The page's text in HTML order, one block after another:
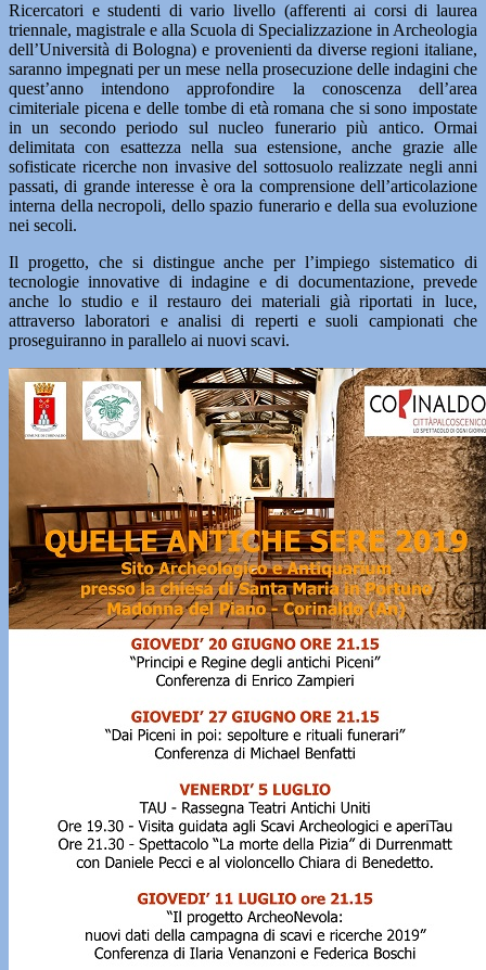
Ricercatori e studenti di vario livello (afferenti ai corsi di laurea
triennale, magistrale e alla Scuola di Specializzazione in Archeologia
dell’Università di Bologna) e provenienti da diverse regioni italiane,
saranno impegnati per un mese nella prosecuzione delle indagini che
quest’anno intendono approfondire la conoscenza dell’area
cimiteriale picena e delle tombe di età romana che si sono impostate
in un secondo periodo sul nucleo funerario più antico. Ormai
delimitata con esattezza nella sua estensione, anche grazie alle
sofisticate ricerche non invasive del sottosuolo realizzate negli anni
passati, di grande interesse è ora la comprensione dell’articolazione
interna della necropoli, dello spazio funerario e della sua evoluzione
nei secoli.
Il progetto, che si distingue anche per l’impiego sistematico di
tecnologie innovative di indagine e di documentazione, prevede
anche lo studio e il restauro dei materiali già riportati in luce,
attraverso laboratori e analisi di reperti e suoli campionati che
proseguiranno in parallelo ai nuovi scavi.